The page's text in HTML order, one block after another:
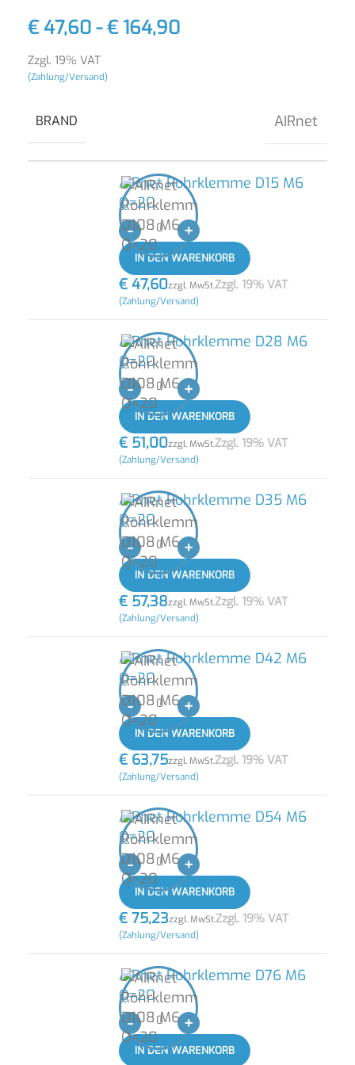
€47,60-€164,90
Zzgl. 19% VAT
(Zahlung/Versand)
BRAND AIRnet
AIRnet Rohrklemme D15 M6
Q=20
- +
IN DEN WARENKORB
€ 47,60zzgl. MwSt.Zzgl. 19% VAT
(Zahlung/Versand)
AIRnet Rohrklemme D28 M6
Q=20
- +
IN DEN WARENKORB
€ 51,00zzgl. MwSt.Zzgl. 19% VAT
(Zahlung/Versand)
AIRnet Rohrklemme D35 M6
Q=20
- +
IN DEN WARENKORB
€ 57,38zzgl. MwSt.Zzgl. 19% VAT
(Zahlung/Versand)
AIRnet Rohrklemme D42 M6
Q=20
- +
IN DEN WARENKORB
€ 63,75zzgl. MwSt.Zzgl. 19% VAT
(Zahlung/Versand)
AIRnet Rohrklemme D54 M6
Q=20
- +
IN DEN WARENKORB
€ 75,23zzgl. MwSt.Zzgl. 19% VAT
(Zahlung/Versand)
AIRnet Rohrklemme D76 M6
Q=20
- +
IN DEN WARENKORB